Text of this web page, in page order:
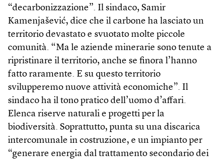
“decarbonizzazione”. Il sindaco, Samir
Kamenjašević, dice che il carbone ha lasciato un
territorio devastato e svuotato molte piccole
comunità. “Ma le aziende minerarie sono tenute a
ripristinare il territorio, anche se finora l’hanno
fatto raramente. E su questo territorio
svilupperemo nuove attività economiche”. Il
sindaco ha il tono pratico dell’uomo d’affari.
Elenca riserve naturali e progetti per la
biodiversità. Soprattutto, punta su una discarica
intercomunale in costruzione, e un impianto per
“generare energia dal trattamento secondario dei